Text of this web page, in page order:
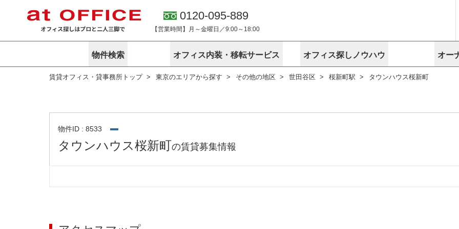
0120-095-889
【営業時間】月～金曜日／9:00～18:00
物件検索
東京
路線から探す
こだわりから探す
賃料相場を参考に探す
地図から探す
居抜き物件特集
神奈川
路線から探す
地図から探す
神奈川のクリニックを探す
埼玉
路線から探す
埼玉のクリニックを探す
千葉
路線から探
千葉のクリ
オフィス内装・移転サービス
サービス内容
オフィス探しノウハウ
オフィス探しノウハウ
アットオフィスが選ばれる理由 安心への取
無料ダウンロード オフィス移転に関するお役立ちコンテンツ
オー
空室に
物件掲載依頼
企業情報
オフィス紹介
賃貸オフィス・貸事務所トップ 東京のエリアから探す その他の地区 世田谷区 桜新町駅 タウンハウス桜新町
物件ID : 8533
タウンハウス桜新町の賃貸募集情報